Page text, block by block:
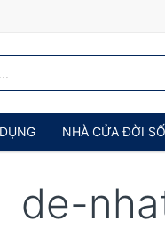
NHÀ CỬA ĐỜI
de-